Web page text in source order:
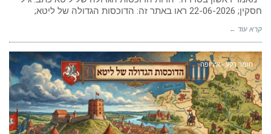
חסקין; 22-06-2026 ראו באתר זה: הדוכסות הגדולה של ליטא;
קרא עוד ←
חומר רקע - אירופה